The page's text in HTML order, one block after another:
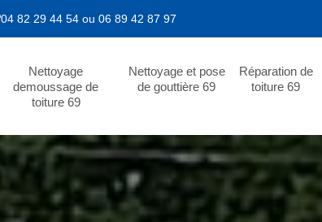
04 82 29 44 54 ou 06 89 42 87 97
Nettoyage
demoussage de
toiture 69
Nettoyage et pose
de gouttière 69
Réparation de
toiture 69